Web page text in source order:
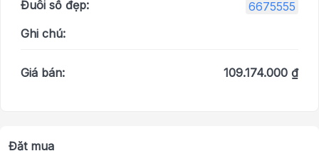
Đuôi số đẹp:
6675555
Ghi chú:
Giá bán: 109.174.000 ₫
Đặt mua